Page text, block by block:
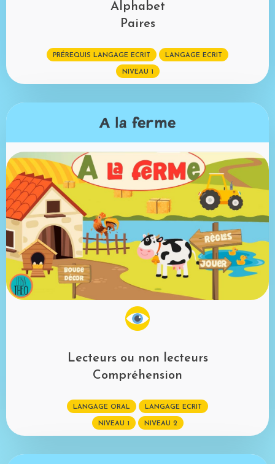
Alphabet
Paires
PRÉREQUIS LANGAGE ECRIT LANGAGE ECRIT
NIVEAU 1
A la ferme
Lecteurs ou non lecteurs
Compréhension
LANGAGE ORAL LANGAGE ECRIT
NIVEAU 1 NIVEAU 2